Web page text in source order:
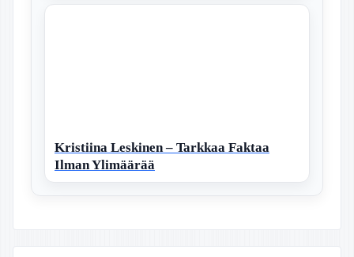
Kristiina Leskinen – Tarkkaa Faktaa
Ilman Ylimäärää